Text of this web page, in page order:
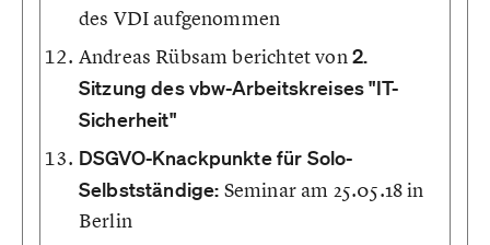
des VDI aufgenommen
Andreas Rübsam berichtet von2.
Sitzung des vbw-Arbeitskreises "IT-
Sicherheit"
DSGVO-Knackpunkte für Solo-
Selbstständige: Seminar am 25.05.18 in
Berlin